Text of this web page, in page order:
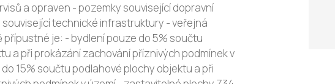
a opraven - pozemky související dopravní
technické infrastruktury - veřejná
je: - bydlení pouze do 5% součtu
a při prokázání zachování příznivých podmínek v
15% součtu podlahové plochy objektu a při